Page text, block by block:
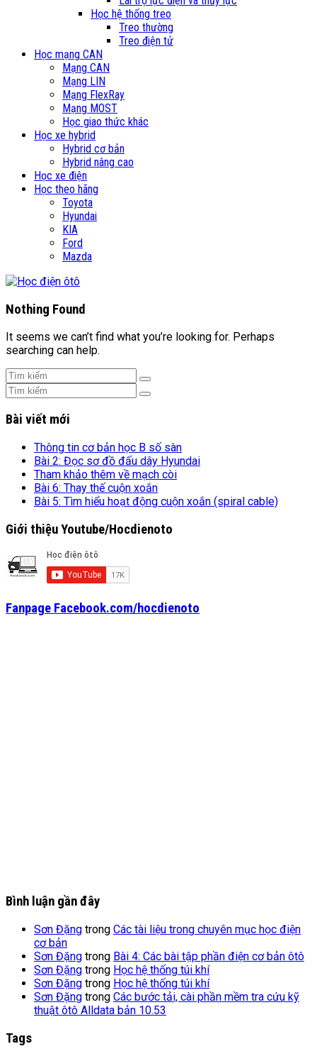
Học hệ thống treo
Treo thường
Treo điện tử
Học mạng CAN
Mạng CAN
Mạng LIN
Mạng FlexRay
Mạng MOST
Học giao thức khác
Học xe hybrid
Hybrid cơ bản
Hybrid nâng cao
Học xe điện
Học theo hãng
Toyota
Hyundai
KIA
Ford
Mazda
Nothing Found
It seems we can’t find what you’re looking for. Perhaps
searching can help.
Bài viết mới
Thông tin cơ bản học B số sàn
Bài 2: Đọc sơ đồ đấu dây Hyundai
Tham khảo thêm về mạch còi
Bài 6: Thay thế cuộn xoắn
Bài 5: Tìm hiểu hoạt động cuộn xoắn (spiral cable)
Giới thiệu Youtube/Hocdienoto
Fanpage Facebook.com/hocdienoto
Bình luận gần đây
Sơn Đặng trong Các tài liệu trong chuyên mục học điện
cơ bản
Sơn Đặng trong Bài 4: Các bài tập phần điện cơ bản ôtô
Sơn Đặng trong Học hệ thống túi khí
Sơn Đặng trong Học hệ thống túi khí
Sơn Đặng trong Các bước tải, cài phần mềm tra cứu kỹ
thuật ôtô Alldata bản 10.53
Tags